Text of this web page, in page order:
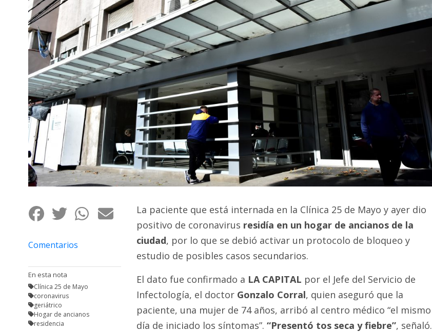
Policiales
Cartelera
Familia
Clasificados
Fúnebres
Comentarios
En esta nota
Clínica 25 de Mayo
coronavirus
geriátrico
Hogar de ancianos
residencia
La paciente que está internada en la Clínica 25 de Mayo y ayer dio
positivo de coronavirus residía en un hogar de ancianos de la
ciudad, por lo que se debió activar un protocolo de bloqueo y
estudio de posibles casos secundarios.
El dato fue confirmado a LA CAPITAL por el Jefe del Servicio de
Infectología, el doctor Gonzalo Corral, quien aseguró que la
paciente, una mujer de 74 años, arribó al centro médico “el mismo
día de iniciado los síntomas”. “Presentó tos seca y fiebre”, señaló.